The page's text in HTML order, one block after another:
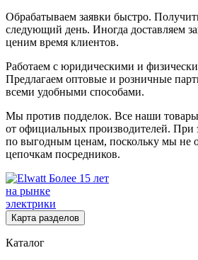
Обрабатываем заявки быстро.
следующий день. Иногда доставляем
ценим время клиентов.
Работаем с юридическими и
Предлагаем оптовые и розничные
всеми удобными способами.
Мы против подделок. Все наши
от официальных производителей. При
по выгодным ценам, поскольку мы не
цепочкам посредников.
Более 15 лет
на рынке
электрики
Карта разделов
Каталог